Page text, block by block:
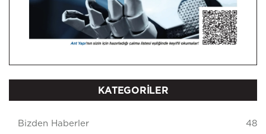
KATEGORİLER
Bizden Haberler 48